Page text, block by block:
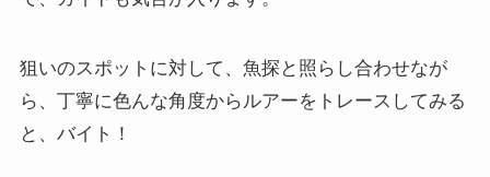
狙いのスポットに対して、魚探と照らし合わせなが
ら、丁寧に色んな角度からルアーをトレースしてみる
と、バイト！